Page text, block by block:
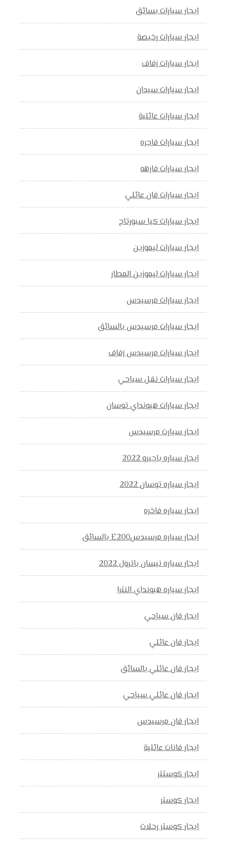
ايجار سيارات بسائق
ايجار سيارات رخيصة
ايجار سيارات زفاف
ايجار سيارات سيدان
ايجار سيارات عائلية
ايجار سيارات فاجره
ايجار سيارات فارهه
ايجار سيارات فان عائلي
ايجار سيارات كيا سبورتاج
ايجار سيارات ليموزين
ايجار سيارات ليموزين المطار
ايجار سيارات مرسيدس
ايجار سيارات مرسيدس بالسائق
ايجار سيارات مرسيدس زفاف
ايجار سيارات نقل سياحي
ايجار سيارات هيونداي توسان
ايجار سيارت مرسيدس
ايجار سياره باجيرو 2022
ايجار سياره توسان 2022
ايجار سياره فاخره
ايجار سياره مرسيدسE200 بالسائق
ايجار سياره نيسان باترول 2022
ايجار سياره هيونداي النترا
ايجار فان سياحي
ايجار فان عائلي
ايجار فان عائلي بالسائق
ايجار فان عائلي سياحي
ايجار فان مرسيدس
ايجار فانات عائلية
ايجار كوستتر
ايجار كوستر
ايجار كوستر رحلات